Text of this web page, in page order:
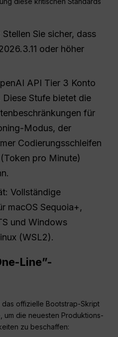
Stellen Sie sicher, dass
oder höher
API Tier 3 Konto
Stufe bietet die
für
Modus, der
Codierungsschleifen
pro Minute)
Vollständige
macOS Sequoia+,
und Windows
(WSL2).
Line”-
das offizielle Bootstrap-Skript
um die neuesten Produktions-
zu beschaffen: